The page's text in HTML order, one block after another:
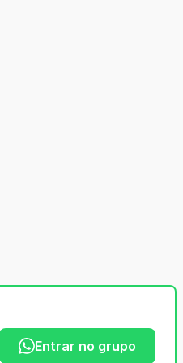
Entrar no grupo